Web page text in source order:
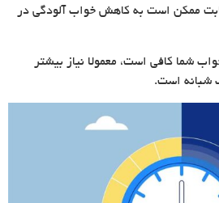
ممکن است به کاهش خواب آلودگی در
شما کافی است، معمولا نیاز بیشتر